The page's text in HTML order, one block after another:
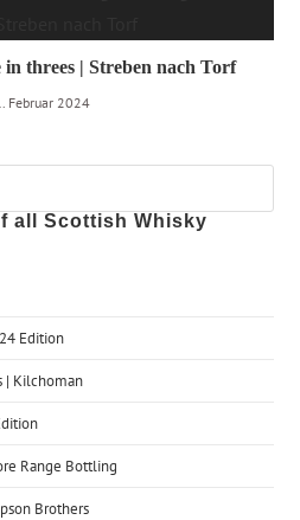
in threes | Streben nach Torf
Februar 2024
all Scottish Whisky
Edition
| Kilchoman
Range Bottling
Brothers